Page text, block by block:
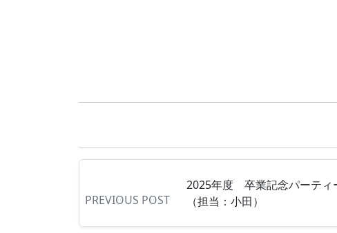
PREVIOUS POST
2025年度 卒業記念パーティ
（担当：小田）